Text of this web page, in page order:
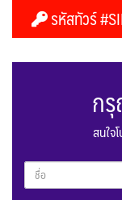
รหัสทัวร์
ก
สนใจ